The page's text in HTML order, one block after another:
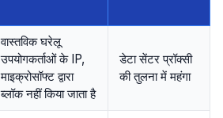
वास्तविक घरेलू
उपयोगकर्ताओं के IP,
माइक्रोसॉफ्ट द्वारा
ब्लॉक नहीं किया जाता है
डेटा सेंटर प्रॉक्सी
की तुलना में महंगा